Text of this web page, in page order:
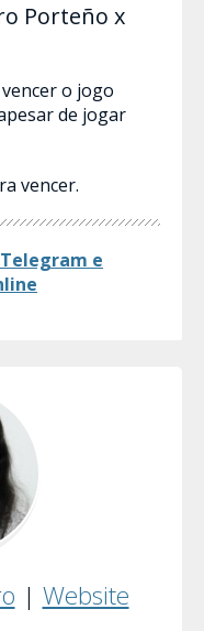
Porteño x
o jogo
de jogar
vencer.
e
| Website